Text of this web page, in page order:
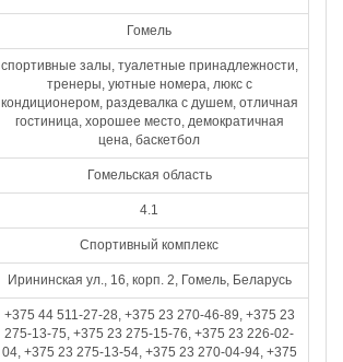
Гомель
спортивные залы, туалетные принадлежности,
тренеры, уютные номера, люкс с
кондиционером, раздевалка с душем, отличная
гостиница, хорошее место, демократичная
цена, баскетбол
Гомельская область
4.1
Спортивный комплекс
Ирининская ул., 16, корп. 2, Гомель, Беларусь
+375 44 511-27-28, +375 23 270-46-89, +375 23
275-13-75, +375 23 275-15-76, +375 23 226-02-
04, +375 23 275-13-54, +375 23 270-04-94, +375